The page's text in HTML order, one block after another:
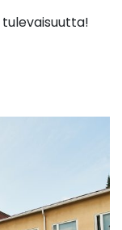
tulevaisuutta!